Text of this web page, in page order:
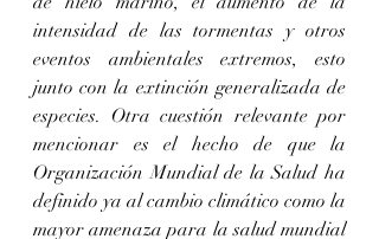
intensidad de las tormentas y otros
eventos ambientales extremos, esto
junto con la extinción generalizada de
especies. Otra cuestión relevante por
mencionar es el hecho de que la
Organización Mundial de la Salud ha
definido ya al cambio climático como la
mayor amenaza para la salud mundial